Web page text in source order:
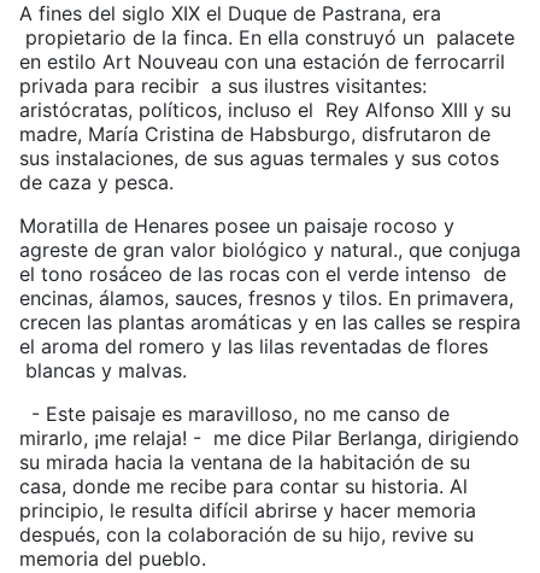
A fines del siglo XIX el Duque de Pastrana, era
propietario de la finca. En ella construyó un palacete
en estilo Art Nouveau con una estación de ferrocarril
privada para recibir a sus ilustres visitantes:
aristócratas, políticos, incluso el Rey Alfonso XIII y su
madre, María Cristina de Habsburgo, disfrutaron de
sus instalaciones, de sus aguas termales y sus cotos
de caza y pesca.
Moratilla de Henares posee un paisaje rocoso y
agreste de gran valor biológico y natural., que conjuga
el tono rosáceo de las rocas con el verde intenso de
encinas, álamos, sauces, fresnos y tilos. En primavera,
crecen las plantas aromáticas y en las calles se respira
el aroma del romero y las lilas reventadas de flores
blancas y malvas.
- Este paisaje es maravilloso, no me canso de
mirarlo, ¡me relaja! - me dice Pilar Berlanga, dirigiendo
su mirada hacia la ventana de la habitación de su
casa, donde me recibe para contar su historia. Al
principio, le resulta difícil abrirse y hacer memoria
después, con la colaboración de su hijo, revive su
memoria del pueblo.